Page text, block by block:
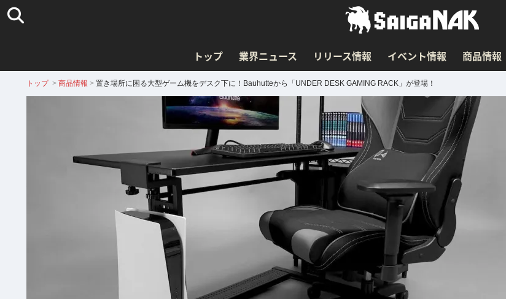
トップ 業界ニュース リリース情報 イベント情報 商品情報
トップ > 商品情報 > 置き場所に困る大型ゲーム機をデスク下に！Bauhutteから「UNDER DESK GAMING RACK」が登場！